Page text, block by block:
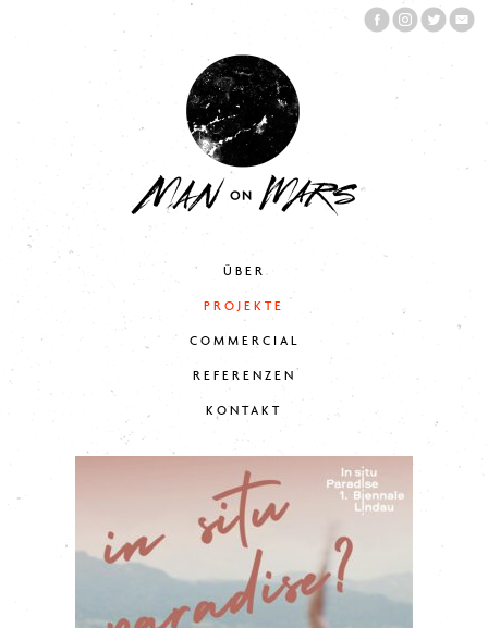
ÜBER
PROJEKTE
COMMERCIAL
REFERENZEN
KONTAKT